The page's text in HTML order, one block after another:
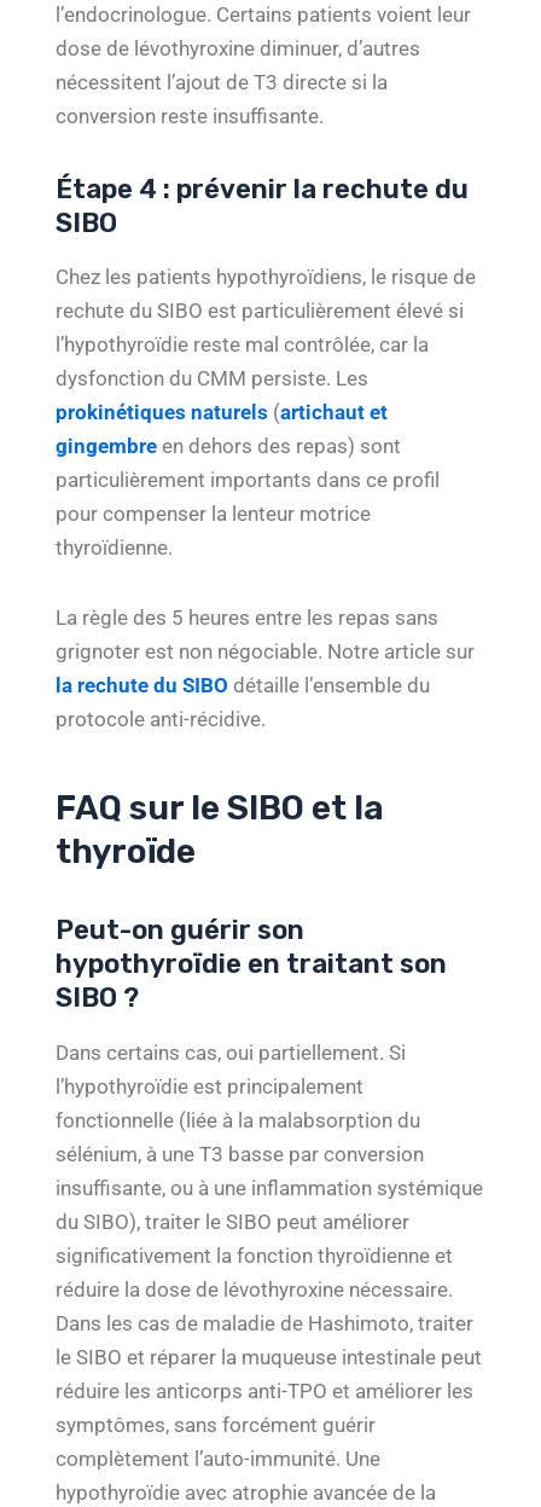
l’endocrinologue. Certains patients voient leur
dose de lévothyroxine diminuer, d’autres
nécessitent l’ajout de T3 directe si la
conversion reste insuffisante.
Étape 4 : prévenir la rechute du
SIBO
Chez les patients hypothyroïdiens, le risque de
rechute du SIBO est particulièrement élevé si
l’hypothyroïdie reste mal contrôlée, car la
dysfonction du CMM persiste. Les
prokinétiques naturels (artichaut et
gingembre en dehors des repas) sont
particulièrement importants dans ce profil
pour compenser la lenteur motrice
thyroïdienne.
La règle des 5 heures entre les repas sans
grignoter est non négociable. Notre article sur
la rechute du SIBO détaille l’ensemble du
protocole anti-récidive.
FAQ sur le SIBO et la
thyroïde
Peut-on guérir son
hypothyroïdie en traitant son
SIBO ?
Dans certains cas, oui partiellement. Si
l’hypothyroïdie est principalement
fonctionnelle (liée à la malabsorption du
sélénium, à une T3 basse par conversion
insuffisante, ou à une inflammation systémique
du SIBO), traiter le SIBO peut améliorer
significativement la fonction thyroïdienne et
réduire la dose de lévothyroxine nécessaire.
Dans les cas de maladie de Hashimoto, traiter
le SIBO et réparer la muqueuse intestinale peut
réduire les anticorps anti-TPO et améliorer les
symptômes, sans forcément guérir
complètement l’auto-immunité. Une
hypothyroïdie avec atrophie avancée de la